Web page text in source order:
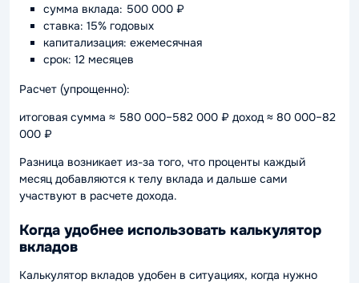
сумма вклада: 500 000 ₽
ставка: 15% годовых
капитализация: ежемесячная
срок: 12 месяцев
Расчет (упрощенно):
итоговая сумма ≈ 580 000–582 000 ₽ доход ≈ 80 000–82
000 ₽
Разница возникает из-за того, что проценты каждый
месяц добавляются к телу вклада и дальше сами
участвуют в расчете дохода.
Когда удобнее использовать калькулятор
вкладов
Калькулятор вкладов удобен в ситуациях, когда нужно